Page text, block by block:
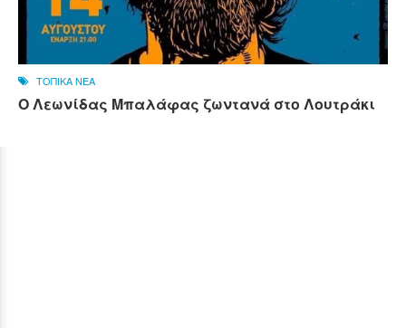
ΤΟΠΙΚΑ ΝΕΑ
Ο Λεωνίδας Μπαλάφας ζωντανά στο Λουτράκι